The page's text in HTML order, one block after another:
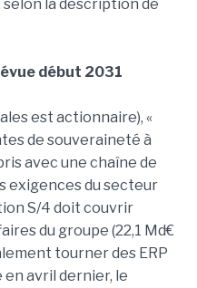
selon la description de
début 2031
est actionnaire), «
de souveraineté à
avec une chaîne de
exigences du secteur
S/4 doit couvrir
du groupe (22,1 Md€
tourner des ERP
avril dernier, le